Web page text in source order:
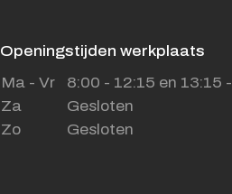
Openingstijden werkplaats
Ma - Vr
8:00 - 12:15 en 13:15
Za
Gesloten
Zo
Gesloten